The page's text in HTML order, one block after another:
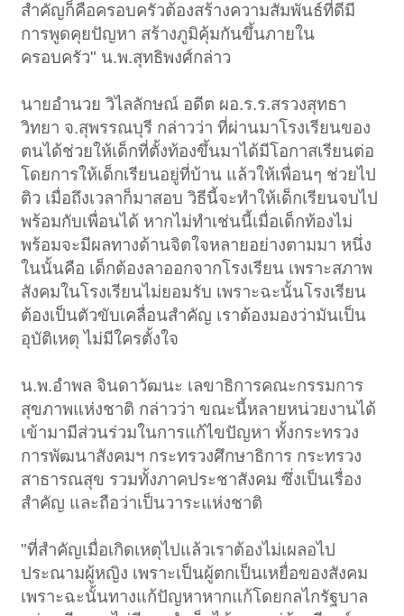
สำคัญก็คือครอบครัวต้องสร้างความสัมพันธ์ที่ดีมี
การพูดคุยปัญหา สร้างภูมิคุ้มกันขึ้นภายใน
ครอบครัว" น.พ.สุทธิพงศ์กล่าว
นายอำนวย วิไลลักษณ์ อดีต ผอ.ร.ร.สรวงสุทธา
วิทยา จ.สุพรรณบุรี กล่าวว่า ที่ผ่านมาโรงเรียนของ
ตนได้ช่วยให้เด็กที่ตั้งท้องขึ้นมาได้มีโอกาสเรียนต่อ
โดยการให้เด็กเรียนอยู่ที่บ้าน แล้วให้เพื่อนๆ ช่วยไป
ติว เมื่อถึงเวลาก็มาสอบ วิธีนี้จะทำให้เด็กเรียนจบไป
พร้อมกับเพื่อนได้ หากไม่ทำเช่นนี้เมื่อเด็กท้องไม่
พร้อมจะมีผลทางด้านจิตใจหลายอย่างตามมา หนึ่ง
ในนั้นคือ เด็กต้องลาออกจากโรงเรียน เพราะสภาพ
สังคมในโรงเรียนไม่ยอมรับ เพราะฉะนั้นโรงเรียน
ต้องเป็นตัวขับเคลื่อนสำคัญ เราต้องมองว่ามันเป็น
อุบัติเหตุ ไม่มีใครตั้งใจ
น.พ.อำพล จินดาวัฒนะ เลขาธิการคณะกรรมการ
สุขภาพแห่งชาติ กล่าวว่า ขณะนี้หลายหน่วยงานได้
เข้ามามีส่วนร่วมในการแก้ไขปัญหา ทั้งกระทรวง
การพัฒนาสังคมฯ กระทรวงศึกษาธิการ กระทรวง
สาธารณสุข รวมทั้งภาคประชาสังคม ซึ่งเป็นเรื่อง
สำคัญ และถือว่าเป็นวาระแห่งชาติ
"ที่สำคัญเมื่อเกิดเหตุไปแล้วเราต้องไม่เผลอไป
ประณามผู้หญิง เพราะเป็นผู้ตกเป็นเหยื่อของสังคม
เพราะฉะนั้นทางแก้ปัญหาหากแก้โดยกลไกรัฐบาล